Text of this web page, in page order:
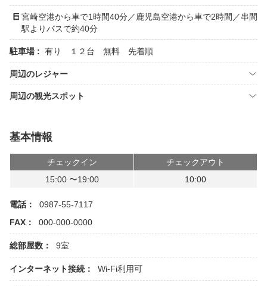
宮崎空港から車で1時間40分／鹿児島空港から車で2時間／串間
駅よりバスで約40分
駐車場 : 有り １２台 無料 先着順
周辺のレジャー
周辺の観光スポット
基本情報
チェックイン
チェックアウト
15:00 〜19:00
10:00
電話：
0987-55-7117
FAX：
000-000-0000
総部屋数： 9室
インターネット接続： Wi-Fi利用可